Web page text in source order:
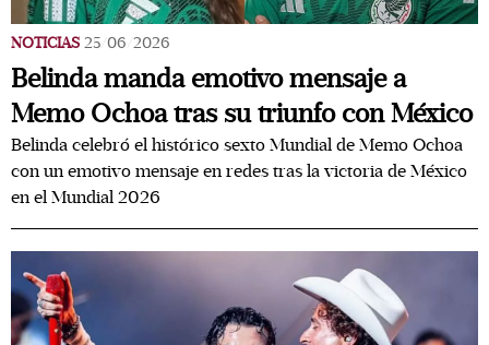
NOTICIAS 25/06/2026
Belinda manda emotivo mensaje a
Memo Ochoa tras su triunfo con México
Belinda celebró el histórico sexto Mundial de Memo Ochoa
con un emotivo mensaje en redes tras la victoria de México
en el Mundial 2026